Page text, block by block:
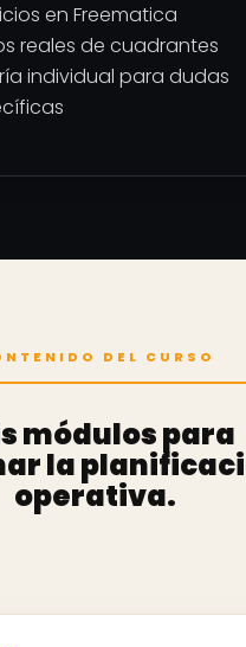
en Freematica
reales de cuadrantes
individual para dudas
DEL CURSO
módulos para
la
operativa.